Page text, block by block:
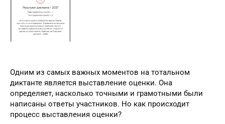
Одним из самых важных моментов на тотальном
диктанте является выставление оценки. Она
определяет, насколько точными и грамотными были
написаны ответы участников. Но как происходит
процесс выставления оценки?